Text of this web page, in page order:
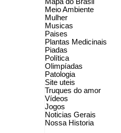
Meio Ambiente
Mulher
Musicas
Paises
Plantas Medicinais
Piadas
Política
Olimpíadas
Patologia
Site uteis
Truques do amor
Vídeos
Jogos
Noticias Gerais
Nossa Historia